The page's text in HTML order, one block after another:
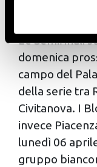
raccogliere
metro,
Identificare
attivamente
(impronte
e imposta le tue
modificare o
dalla
Le Semifinali
domenica
campo del
della serie tra
Civitanova. I
invece
lunedì 06
gruppo